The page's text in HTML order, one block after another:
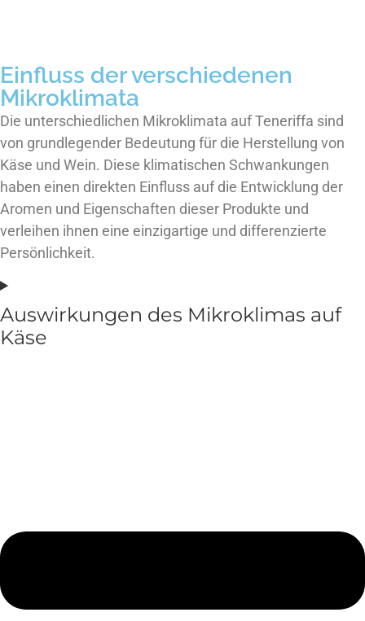
Einfluss der verschiedenen
Mikroklimata
Die unterschiedlichen Mikroklimata auf Teneriffa sind
von grundlegender Bedeutung für die Herstellung von
Käse und Wein. Diese klimatischen Schwankungen
haben einen direkten Einfluss auf die Entwicklung der
Aromen und Eigenschaften dieser Produkte und
verleihen ihnen eine einzigartige und differenzierte
Persönlichkeit.
Auswirkungen des Mikroklimas auf
Käse